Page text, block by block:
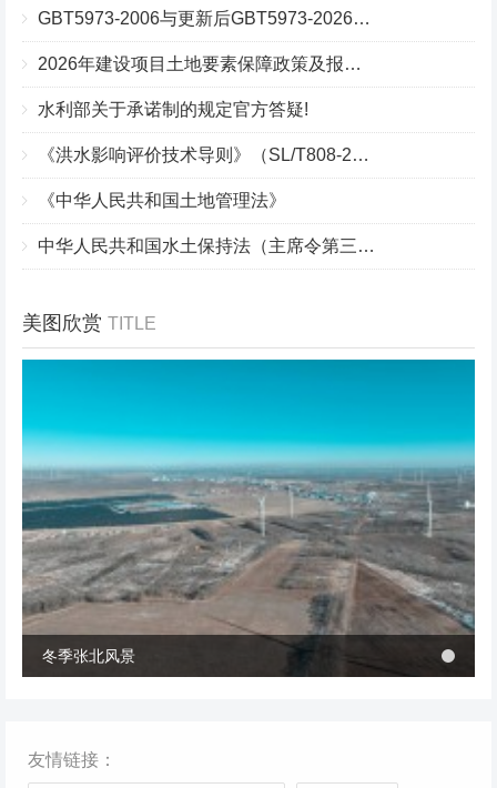
GBT5973-2006与更新后GBT5973-2026区别你知道几点？
2026年建设项目土地要素保障政策及报批流程
水利部关于承诺制的规定官方答疑!
《洪水影响评价技术导则》（SL/T808-2025）核心解读
《中华人民共和国土地管理法》
中华人民共和国水土保持法（主席令第三十九号）
美图欣赏 TITLE
冬季张北风景
冬季张北风景
友情链接：